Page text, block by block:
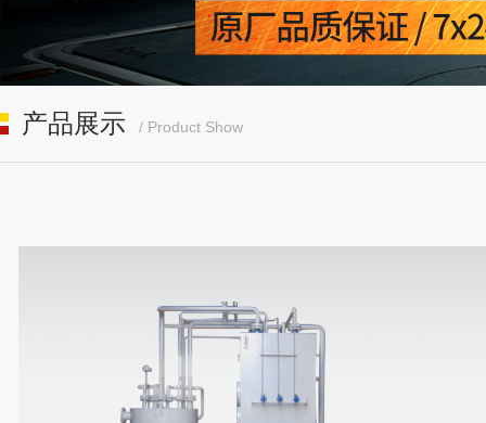
产品展示 / Product Show